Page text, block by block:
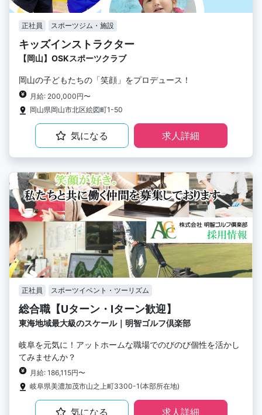
正社員 スポーツジム・施設
キッズインストラクター
【岡山】OSKスポーツクラブ
岡山の子どもたちの「笑顔」をプロデュース！
月給: 200,000円〜
岡山県岡山市北区絵図町1-50
気になる 求人詳細
正社員 スポーツイベント・ツーリズム
総合職【Uターン・Iターン歓迎】
東海地域最大級のスケール｜明智ゴルフ倶楽部
岐阜を元気に！アットホームな職場でのびのび個性を活かし
てみませんか？
月給: 186,115円〜
岐阜県美濃加茂市山之上町3300-1(本部所在地)
気になる 求人詳細